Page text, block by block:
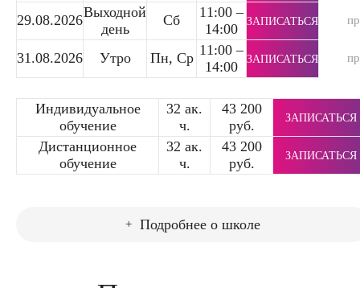
29.08.2026Выходной
день
Сб
11:00 –
14:00
ЗАПИСАТЬСЯ
31.08.2026 Утро Пн, Ср 11:00 –
14:00
ЗАПИСАТЬСЯ
Индивидуальное
обучение
32 ак.
ч.
43 200
руб.
ЗАПИСАТЬСЯ
Дистанционное
обучение
32 ак.
ч.
43 200
руб.
ЗАПИСАТЬСЯ
Подробнее о школе